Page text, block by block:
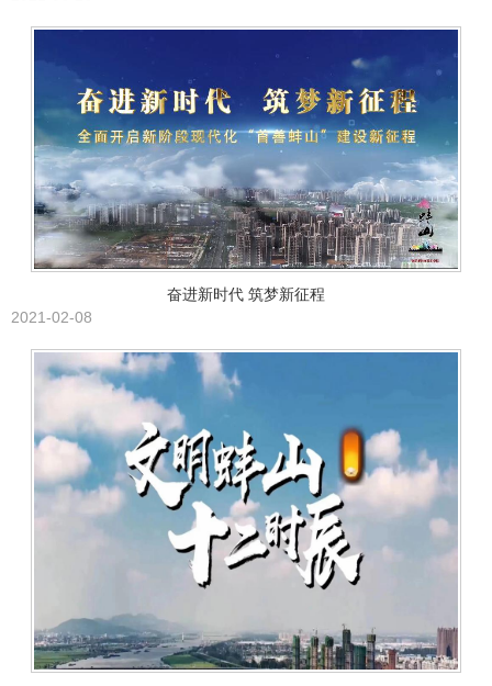
奋进新时代 筑梦新征程
2021-02-08